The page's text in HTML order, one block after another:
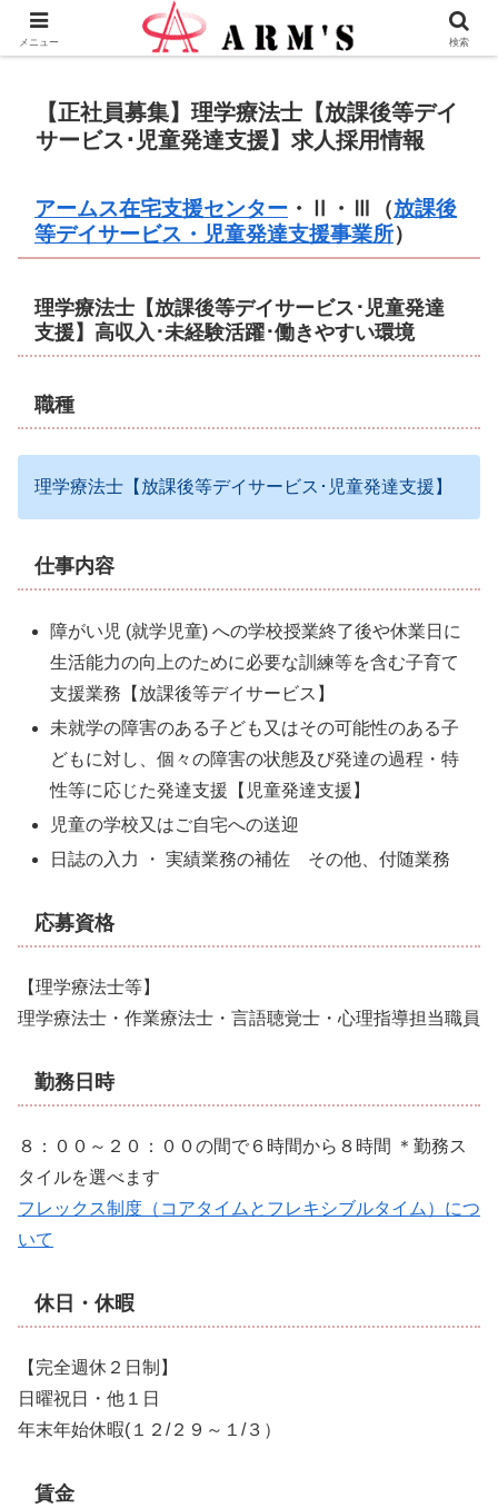
株式会社ＡＲＭ’Ｓ - 横浜市瀬谷区の地域愛企業
【正社員募集】理学療法士【放課後等デイ
サービス･児童発達支援】求人採用情報
アームス在宅支援センター ・Ⅱ・Ⅲ（放課後
等デイサービス・児童発達支援事業所）
理学療法士【放課後等デイサービス･児童発達
支援】高収入･未経験活躍･働きやすい環境
職種
理学療法士【放課後等デイサービス･児童発達支援】
仕事内容
障がい児 (就学児童) への学校授業終了後や休業日に
生活能力の向上のために必要な訓練等を含む子育て
支援業務【放課後等デイサービス】
未就学の障害のある子ども又はその可能性のある子
どもに対し、個々の障害の状態及び発達の過程・特
性等に応じた発達支援【児童発達支援】
児童の学校又はご自宅への送迎
日誌の入力 ・ 実績業務の補佐 その他、付随業務
応募資格
【理学療法士等】
理学療法士・作業療法士・言語聴覚士・心理指導担当職員
勤務日時
８：００～２０：００の間で６時間から８時間 ＊勤務ス
タイルを選べます
フレックス制度（コアタイムとフレキシブルタイム）につ
いて
休日・休暇
【完全週休２日制】
日曜祝日・他１日
年末年始休暇(１２/２９～１/３）
賃金
メニュー 検索